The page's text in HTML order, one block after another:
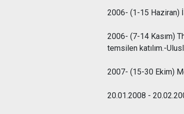
2006- (1-15 Haziran)
2006- (7-14 Kasım)
temsilen katılım.-
2007- (15-30 Ekim)
20.01.2008 -